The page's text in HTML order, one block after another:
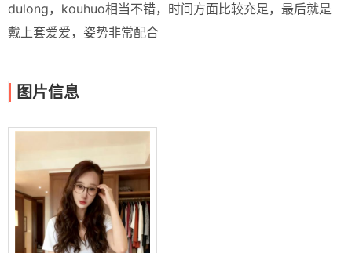
dulong，kouhuo相当不错，时间方面比较充足，最后就是
戴上套爱爱，姿势非常配合
图片信息